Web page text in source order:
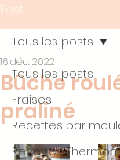
Post
Tous les posts
Fraises
Recettes par
Recettes
Tous les posts
Bûche
praliné
16 déc. 2022